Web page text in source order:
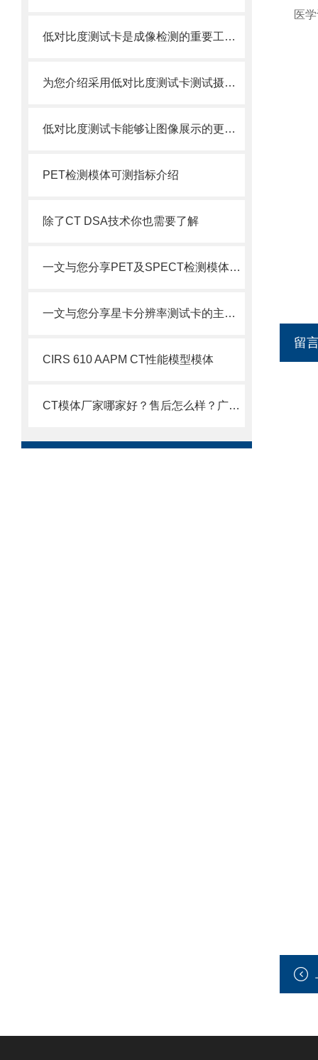
低对比度测试卡是成像检测的重要工具之一
为您介绍采用低对比度测试卡测试摄像机动态范围的操作步骤
低对比度测试卡能够让图像展示的更加细腻
PET检测模体可测指标介绍
除了CT DSA技术你也需要了解
一文与您分享PET及SPECT检测模体的主要应用
一文与您分享星卡分辨率测试卡的主要功能
CIRS 610 AAPM CT性能模型模体
CT模体厂家哪家好？售后怎么样？广东粤森雅为你解答！
医
留